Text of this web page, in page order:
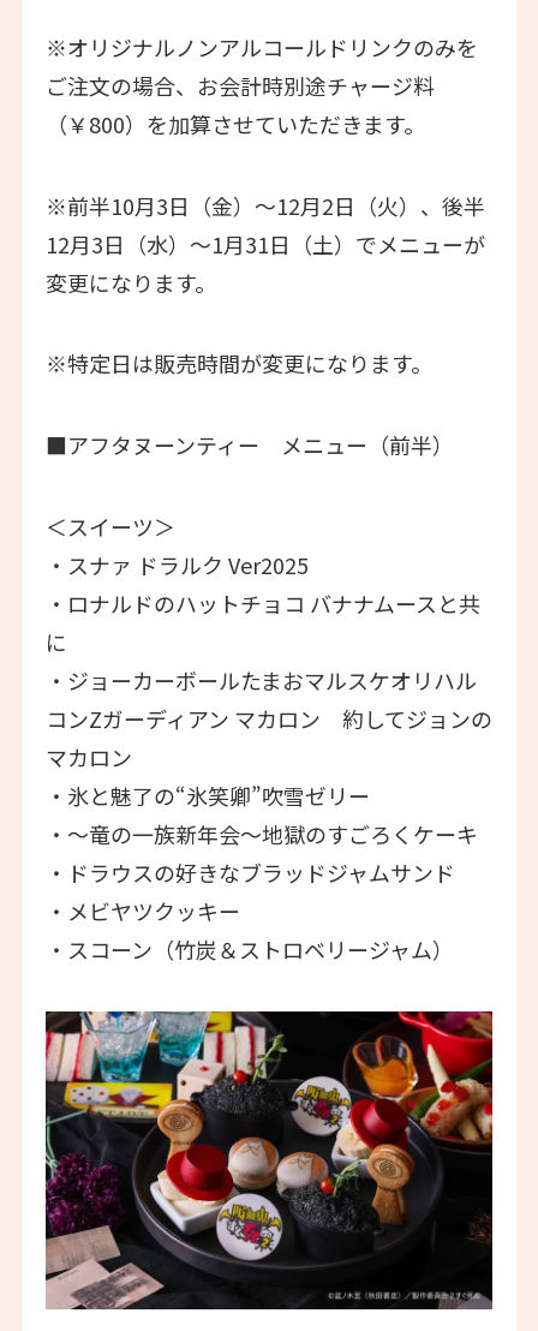
※オリジナルノンアルコールドリンクのみを
ご注文の場合、お会計時別途チャージ料
（￥800）を加算させていただきます。
※前半10月3日（金）～12月2日（火）、後半
12月3日（水）～1月31日（土）でメニューが
変更になります。
※特定日は販売時間が変更になります。
■アフタヌーンティー メニュー（前半）
＜スイーツ＞
・スナァ ドラルク Ver2025
・ロナルドのハットチョコ バナナムースと共
に
・ジョーカーボールたまおマルスケオリハル
コンZガーディアン マカロン 約してジョンの
マカロン
・氷と魅了の“氷笑卿”吹雪ゼリー
・～竜の一族新年会～地獄のすごろくケーキ
・ドラウスの好きなブラッドジャムサンド
・メビヤツクッキー
・スコーン（竹炭＆ストロベリージャム）